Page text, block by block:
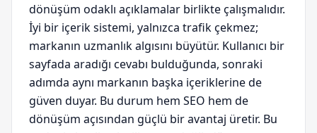
dönüşüm odaklı açıklamalar birlikte çalışmalıdır.
İyi bir içerik sistemi, yalnızca trafik çekmez;
markanın uzmanlık algısını büyütür. Kullanıcı bir
sayfada aradığı cevabı bulduğunda, sonraki
adımda aynı markanın başka içeriklerine de
güven duyar. Bu durum hem SEO hem de
dönüşüm açısından güçlü bir avantaj üretir. Bu